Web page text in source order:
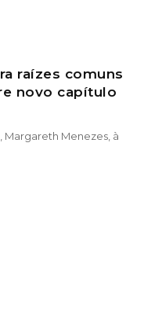
raízes comuns
novo capítulo
Margareth Menezes, à